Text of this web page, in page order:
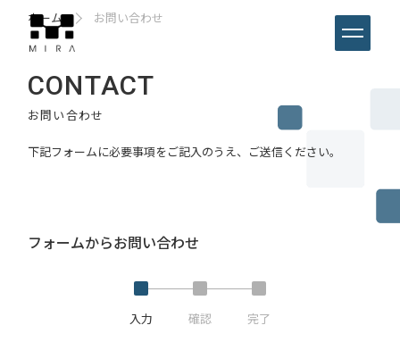
ホーム お問い合わせ
CONTACT
お問い合わせ
下記フォームに必要事項をご記入のうえ、ご送信ください。
フォームからお問い合わせ
入力 確認
完了